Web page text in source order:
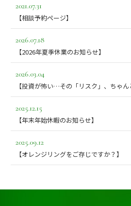
2021.07.31
【相談予約ページ】
2026.07.18
【2026年夏季休業のお知らせ】
2026.03.04
【投資が怖い…その「リスク」、ちゃん
2025.12.15
【年末年始休暇のお知らせ】
2025.09.12
【オレンジリングをご存じですか？】